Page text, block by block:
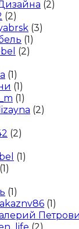
(2)
(2)
(3)
(1)
(2)
(1)
(1)
(1)
(2)
(2)
(1)
(1)
(1)
(1)